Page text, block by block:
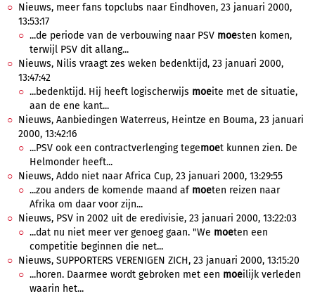
Nieuws, meer fans topclubs naar Eindhoven, 23 januari 2000,
13:53:17
...de periode van de verbouwing naar PSV moesten komen,
terwijl PSV dit allang...
Nieuws, Nilis vraagt zes weken bedenktijd, 23 januari 2000,
13:47:42
...bedenktijd. Hij heeft logischerwijs moeite met de situatie,
aan de ene kant...
Nieuws, Aanbiedingen Waterreus, Heintze en Bouma, 23 januari
2000, 13:42:16
...PSV ook een contractverlenging tegemoet kunnen zien. De
Helmonder heeft...
Nieuws, Addo niet naar Africa Cup, 23 januari 2000, 13:29:55
...zou anders de komende maand af moeten reizen naar
Afrika om daar voor zijn...
Nieuws, PSV in 2002 uit de eredivisie, 23 januari 2000, 13:22:03
...dat nu niet meer ver genoeg gaan. "We moeten een
competitie beginnen die net...
Nieuws, SUPPORTERS VERENIGEN ZICH, 23 januari 2000, 13:15:20
...horen. Daarmee wordt gebroken met een moeilijk verleden
waarin het...